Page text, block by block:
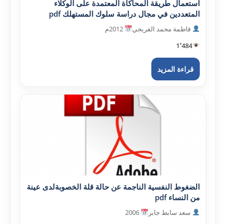
استعمال طريقة المحاكاة المعتمدة على الوكلاء
المتعددين في مجال دراسة سلوك المستهلك pdf
فاطمة محمد الفريجي
1٬484
قراءة المزيد
الضغوط النفسية الناجمة عن حالة قلة الخصوبةلدى عينة
من النساء pdf
سعد سابط جابر